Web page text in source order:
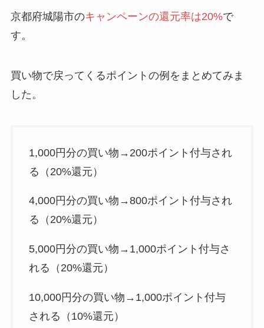
京都府城陽市のキャンペーンの還元率は20%で
す。
買い物で戻ってくるポイントの例をまとめてみま
した。
1,000円分の買い物→200ポイント付与され
る（20%還元）
4,000円分の買い物→800ポイント付与され
る（20%還元）
5,000円分の買い物→1,000ポイント付与さ
れる（20%還元）
10,000円分の買い物→1,000ポイント付与
される（10%還元）